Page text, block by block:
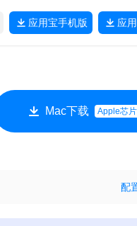
应用宝手机版 应
Mac下载 Apple芯片
配